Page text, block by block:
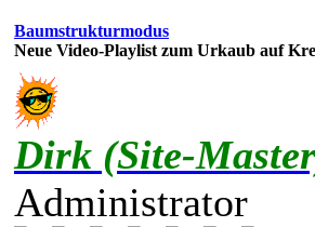
Baumstrukturmodus
Neue Video-Playlist zum Urkaub auf
Dirk (Site-
Administrator